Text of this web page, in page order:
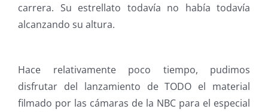
carrera. Su estrellato todavía no había todavía
alcanzando su altura.
Hace relativamente poco tiempo, pudimos
disfrutar del lanzamiento de TODO el material
filmado por las cámaras de la NBC para el especial